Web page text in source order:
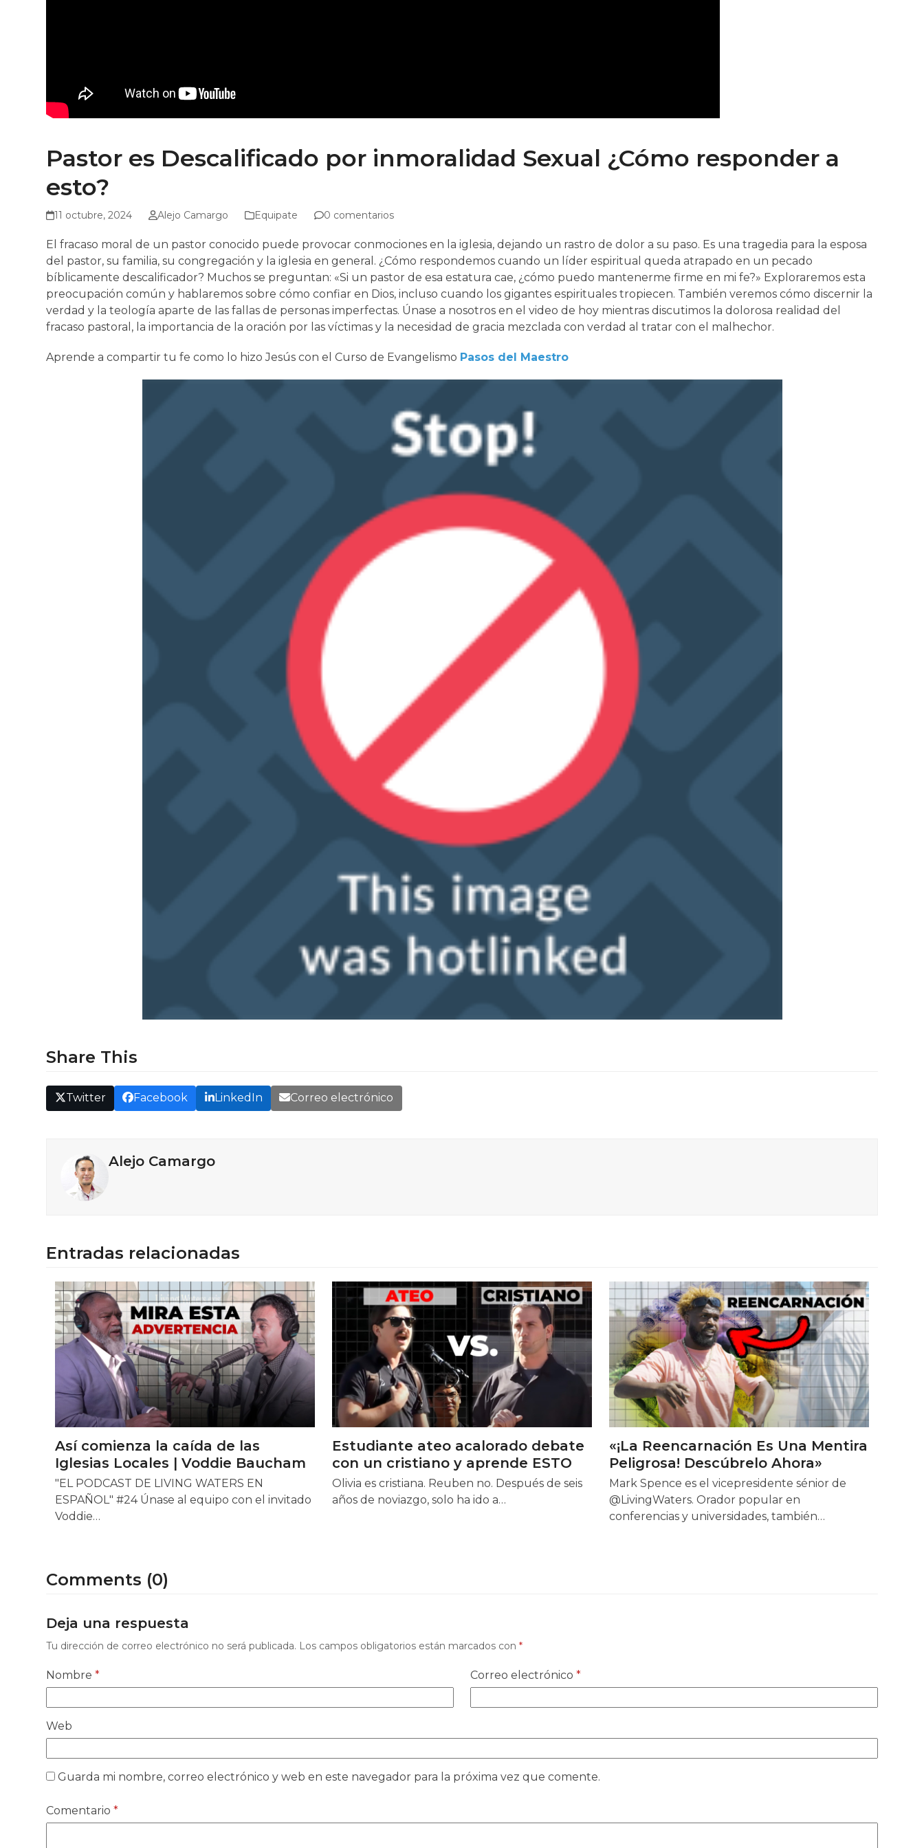
Pastor es Descalificado por inmoralidad Sexual ¿Cómo responder a
esto?
11 octubre, 2024 Alejo Camargo Equipate 0 comentarios
El fracaso moral de un pastor conocido puede provocar conmociones en la iglesia, dejando un rastro de dolor a su paso. Es una tragedia para la esposa
del pastor, su familia, su congregación y la iglesia en general. ¿Cómo respondemos cuando un líder espiritual queda atrapado en un pecado
bíblicamente descalificador? Muchos se preguntan: «Si un pastor de esa estatura cae, ¿cómo puedo mantenerme firme en mi fe?» Exploraremos esta
preocupación común y hablaremos sobre cómo confiar en Dios, incluso cuando los gigantes espirituales tropiecen. También veremos cómo discernir la
verdad y la teología aparte de las fallas de personas imperfectas. Únase a nosotros en el video de hoy mientras discutimos la dolorosa realidad del
fracaso pastoral, la importancia de la oración por las víctimas y la necesidad de gracia mezclada con verdad al tratar con el malhechor.
Aprende a compartir tu fe como lo hizo Jesús con el Curso de Evangelismo Pasos del Maestro
Share This
Twitter Facebook LinkedIn Correo electrónico
Alejo Camargo
Entradas relacionadas
Así comienza la caída de las
Iglesias Locales | Voddie Baucham
"EL PODCAST DE LIVING WATERS EN
ESPAÑOL" #24 Únase al equipo con el invitado
Voddie…
Estudiante ateo acalorado debate
con un cristiano y aprende ESTO
Olivia es cristiana. Reuben no. Después de seis
años de noviazgo, solo ha ido a…
«¡La Reencarnación Es Una Mentira
Peligrosa! Descúbrelo Ahora»
Mark Spence es el vicepresidente sénior de
@LivingWaters. Orador popular en
conferencias y universidades, también…
Comments (0)
Deja una respuesta
Tu dirección de correo electrónico no será publicada. Los campos obligatorios están marcados con*
Nombre* Correo electrónico*
Web
Guarda mi nombre, correo electrónico y web en este navegador para la próxima vez que comente.
Comentario*